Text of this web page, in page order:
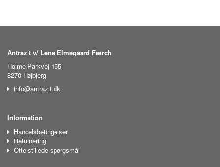
Antrazit v/ Lene Elmegaard Færch
Holme Parkvej 155
8270 Højbjerg
info@antrazit.dk
Information
Handelsbetingelser
Returnering
Ofte stillede spørgsmål